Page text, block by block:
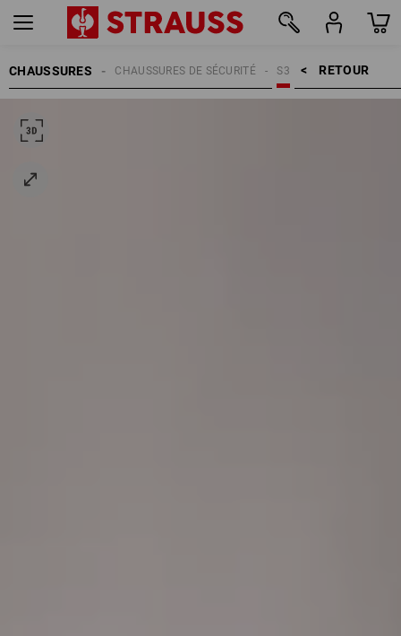
CHAUSSURES RETOUR    >
S3
CHAUSSURES DE SÉCURITÉ